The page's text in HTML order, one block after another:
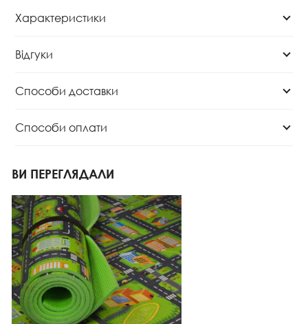
Характеристики
Відгуки
Способи доставки
Способи оплати
ВИ ПЕРЕГЛЯДАЛИ